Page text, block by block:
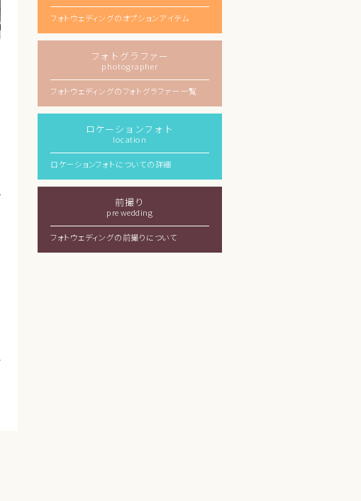
フォトウェディングのオプションアイテム
フォトグラファー
photographer
フォトウェディングのフォトグラファー一覧
ロケーションフォト
location
ロケーションフォトについての詳細
前撮り
pre wedding
フォトウェディングの前撮りについて